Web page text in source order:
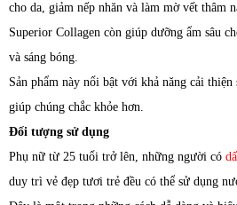
cho da, giảm nếp nhăn và làm mờ vết thâm
Superior Collagen còn giúp dưỡng ẩm sâu
và sáng bóng.
Sản phẩm này nổi bật với khả năng cải
giúp chúng chắc khỏe hơn.
Đối tượng sử dụng
Phụ nữ từ 25 tuổi trở lên, những người có
duy trì vẻ đẹp tươi trẻ đều có thể sử dụng